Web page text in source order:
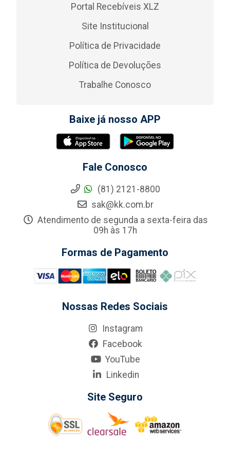
Portal Recebíveis XLZ
Site Institucional
Política de Privacidade
Política de Devoluções
Trabalhe Conosco
Baixe já nosso APP
Fale Conosco
(81) 2121-8800
sak@kk.com.br
Atendimento de segunda a sexta-feira das
09h às 17h
Formas de Pagamento
Nossas Redes Sociais
Instagram
Facebook
YouTube
Linkedin
Site Seguro